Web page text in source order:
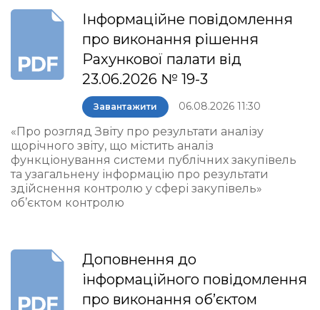
Інформаційне повідомлення
про виконання рішення
Рахункової палати від
23.06.2026 № 19-3
Завантажити 06.08.2026 11:30
«Про розгляд Звіту про результати аналізу
щорічного звіту, що містить аналіз
функціонування системи публічних закупівель
та узагальнену інформацію про результати
здійснення контролю у сфері закупівель»
об’єктом контролю
Доповнення до
інформаційного повідомлення
про виконання об’єктом